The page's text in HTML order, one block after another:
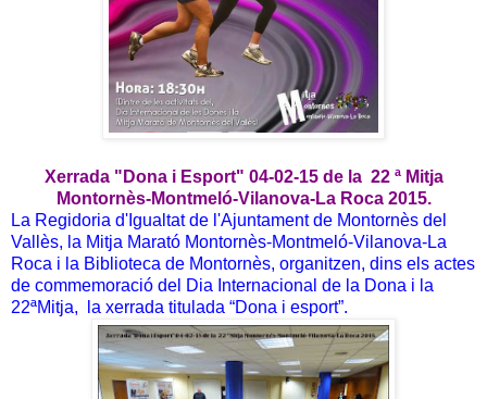
Xerrada "Dona i Esport" 04-02-15 de la 22 ª Mitja
Montornès-Montmeló-Vilanova-La Roca 2015.
La Regidoria d'Igualtat de l'Ajuntament de Montornès del
Vallès, la Mitja Marató Montornès-Montmeló-Vilanova-La
Roca i la Biblioteca de Montornès, organitzen, dins els actes
de commemoració del Dia Internacional de la Dona i la
22ªMitja, la xerrada titulada “Dona i esport”.